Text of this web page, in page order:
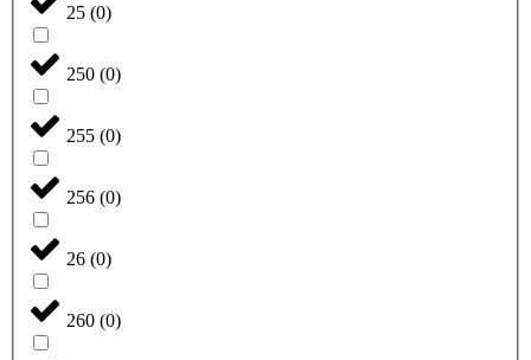
25 (0)
250 (0)
255 (0)
256 (0)
26 (0)
260 (0)